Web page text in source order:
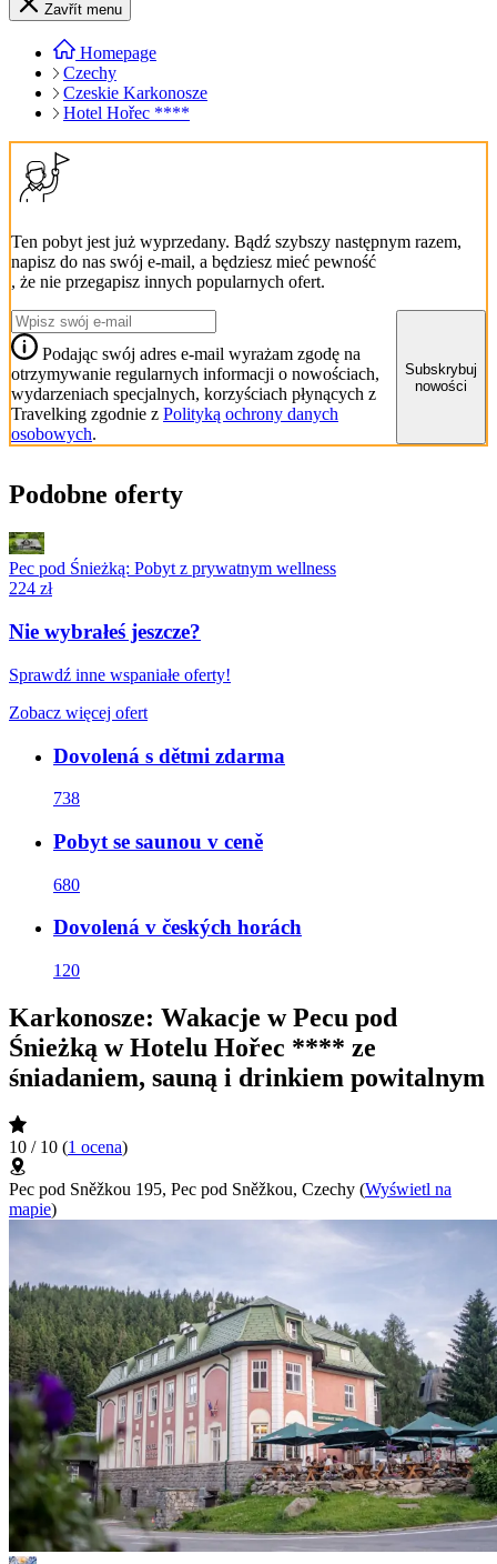
Zavřít menu
Homepage
Czechy
Czeskie Karkonosze
Hotel Hořec ****
Ten pobyt jest już wyprzedany. Bądź szybszy następnym razem,
napisz do nas swój e-mail, a będziesz mieć pewność
, że nie przegapisz innych popularnych ofert.
Podając swój adres e-mail wyrażam zgodę na
otrzymywanie regularnych informacji o nowościach,
wydarzeniach specjalnych, korzyściach płynących z
Travelking zgodnie z Polityką ochrony danych
osobowych.
Subskrybuj
nowości
Podobne oferty
Pec pod Śnieżką: Pobyt z prywatnym wellness
224 zł
Nie wybrałeś jeszcze?
Sprawdź inne wspaniałe oferty!
Zobacz więcej ofert
Dovolená s dětmi zdarma
738
Pobyt se saunou v ceně
680
Dovolená v českých horách
120
Karkonosze: Wakacje w Pecu pod
Śnieżką w Hotelu Hořec **** ze
śniadaniem, sauną i drinkiem powitalnym
10 / 10 (1 ocena)
Pec pod Sněžkou 195, Pec pod Sněžkou, Czechy (Wyświetl na
mapie)